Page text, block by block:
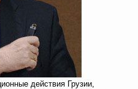
действия Грузии,